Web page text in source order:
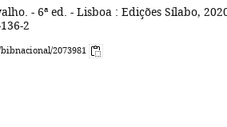
- 6ª ed. - Lisboa : Edições Sílabo,
2
2073981